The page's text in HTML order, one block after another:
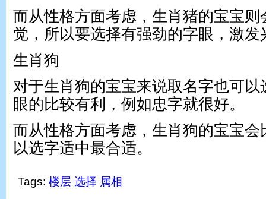
而从性格方面考虑，生肖猪的宝宝则
觉，所以要选择有强劲的字眼，激发
生肖狗
对于生肖狗的宝宝来说取名字也可
眼的比较有利，例如忠字就很好。
而从性格方面考虑，生肖狗的宝宝会
以选字适中最合适。
Tags: 楼层 选择 属相